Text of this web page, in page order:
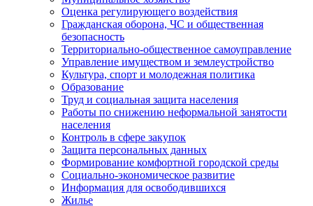
Оценка регулирующего воздействия
Гражданская оборона, ЧС и общественная
безопасность
Территориально-общественное самоуправление
Управление имуществом и землеустройство
Культура, спорт и молодежная политика
Образование
Труд и социальная защита населения
Работы по снижению неформальной занятости
населения
Контроль в сфере закупок
Защита персональных данных
Формирование комфортной городской среды
Социально-экономическое развитие
Информация для освободившихся
Жилье